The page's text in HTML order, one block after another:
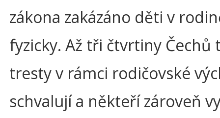
zákona zakázáno děti v
fyzicky. Až tři čtvrtiny Čechů
tresty v rámci rodičovské
schvalují a někteří zároveň